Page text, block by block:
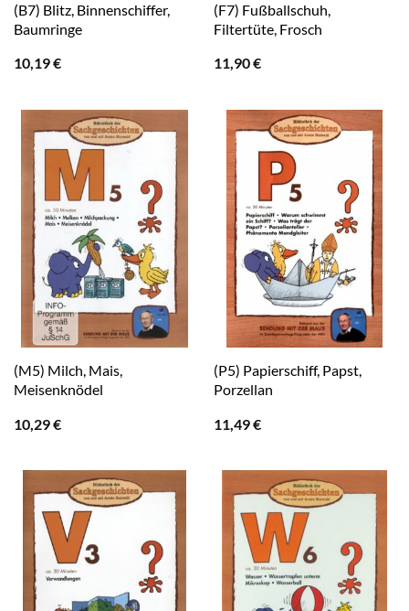
(B7) Blitz, Binnenschiffer,
Baumringe
10,19€
(F7) Fußballschuh,
Filtertüte, Frosch
11,90€
(M5) Milch, Mais,
Meisenknödel
10,29€
(P5) Papierschiff, Papst,
Porzellan
11,49€